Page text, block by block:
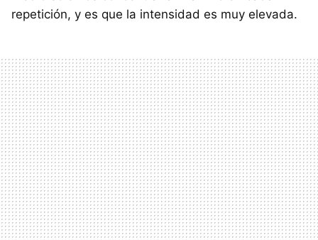
repetición, y es que la intensidad es muy elevada.